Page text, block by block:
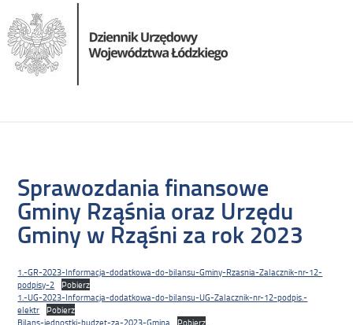
Sprawozdania finansowe
Gminy Rząśnia oraz Urzędu
Gminy w Rząśni za rok 2023
1.-GR-2023-Informacja-dodatkowa-do-bilansu-Gminy-Rzasnia-Zalacznik-nr-12-
podpisy-2
Pobierz
1.-UG-2023-Informacja-dodatkowa-do-bilansu-UG-Zalacznik-nr-12-podpis.-
elektr
Pobierz
Bilans-jednostki-budzet-za-2023-Gmina
Pobierz